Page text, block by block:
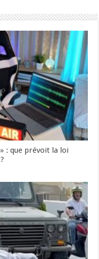
: que prévoit la loi